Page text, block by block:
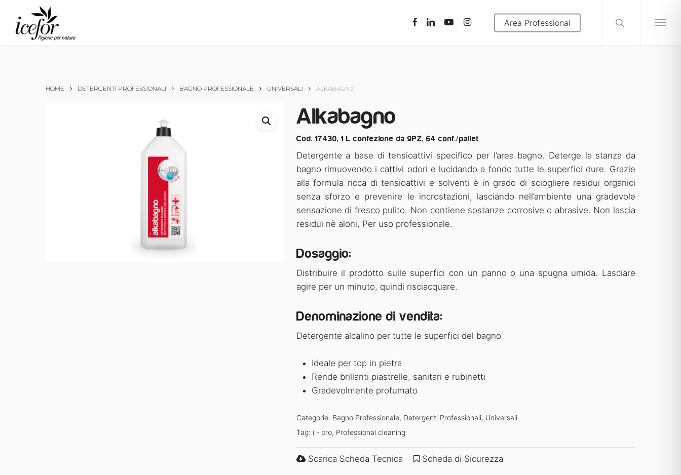
main
content
facebooklinkedinyoutubeinstagram Area Professional Menu
HOME DETERGENTI PROFESSIONALI BAGNO PROFESSIONALE UNIVERSALI ALKABAGNO
Alkabagno
Cod. 17430, 1 L confezione da 9PZ, 64 conf./pallet
Detergente a base di tensioattivi specifico per l’area bagno. Deterge la stanza da
bagno rimuovendo i cattivi odori e lucidando a fondo tutte le superfici dure. Grazie
alla formula ricca di tensioattivi e solventi è in grado di sciogliere residui organici
senza sforzo e prevenire le incrostazioni, lasciando nell’ambiente una gradevole
sensazione di fresco pulito. Non contiene sostanze corrosive o abrasive. Non lascia
residui nè aloni. Per uso professionale.
Dosaggio:
Distribuire il prodotto sulle superfici con un panno o una spugna umida. Lasciare
agire per un minuto, quindi risciacquare.
Denominazione di vendita:
Detergente alcalino per tutte le superfici del bagno
Ideale per top in pietra
Rende brillanti piastrelle, sanitari e rubinetti
Gradevolmente profumato
Categorie: Bagno Professionale, Detergenti Professionali, Universali
Tag: i - pro, Professional cleaning
Scarica Scheda Tecnica Scheda di Sicurezza